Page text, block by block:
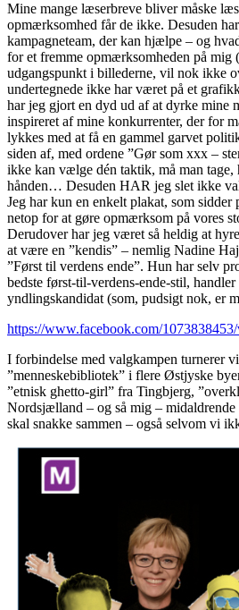
Mine mange læserbreve bliver måske
opmærksomhed får de ikke. Desuden
kampagneteam, der kan hjælpe – og
for et fremme opmærksomheden på mig
udgangspunkt i billederne, vil nok ikke
undertegnede ikke har været på et
har jeg gjort en dyd ud af at dyrke mine
inspireret af mine konkurrenter, der for
lykkes med at få en gammel garvet
siden af, med ordene ”Gør som xxx –
ikke kan vælge dén taktik, må man tage,
hånden… Desuden HAR jeg slet ikke
Jeg har kun en enkelt plakat, som
netop for at gøre opmærksom på vores
Derudover har jeg været så heldig at
at være en ”kendis” – nemlig Nadine
”Først til verdens ende”. Hun har selv
bedste først-til-verdens-ende-stil,
yndlingskandidat (som, pudsigt nok, er
https://www.facebook.com/
I forbindelse med valgkampen turnerer
”menneskebibliotek” i flere Østjyske
”etnisk ghetto-girl” fra Tingbjerg,
Nordsjælland – og så mig – midaldrende
skal snakke sammen – også selvom vi